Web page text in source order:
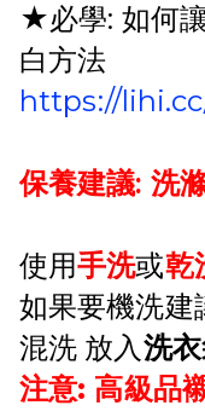
★必學: 如何
白方法
https://
保養建議: 洗
使用手洗或乾
如果要機洗建
混洗 放入洗
注意: 高級品